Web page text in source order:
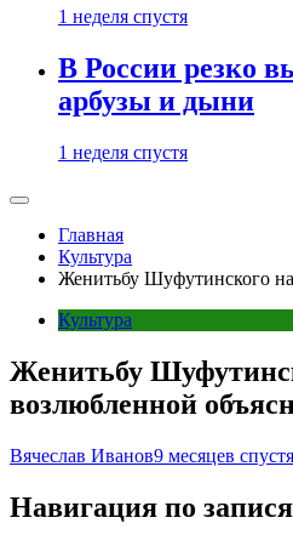
1 неделя спустя
В России резко
арбузы и дыни
1 неделя спустя
Главная
Культура
Женитьбу Шуфутинского
Культура
Женитьбу
возлюбленной
Вячеслав Иванов9 месяцев спустя
Навигация по